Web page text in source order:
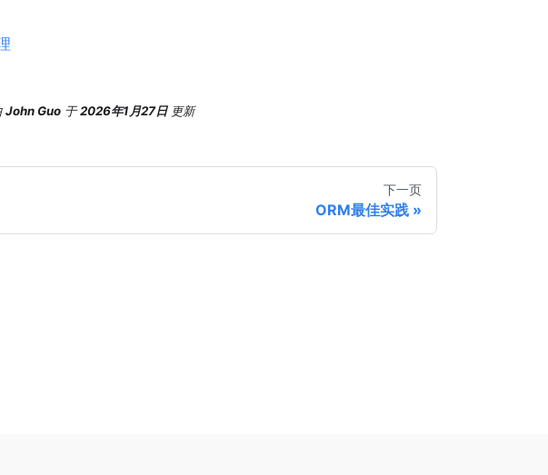
John Guo 于2026年1月27日 更新
下一页
ORM最佳实践